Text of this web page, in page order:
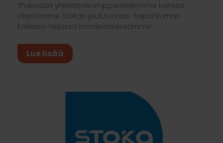
Yhdessää yhteistyökumppaneidemme kanssa
järjestimme Stokan joululounas -tapahtuman
kaikissa neljässä toimipisteessämme.
Lue lisää